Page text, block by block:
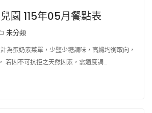
園 115年05月餐點表
未分類
為蛋奶素菜單，少鹽少糖調味，高纖均衡取向，
若因不可抗拒之天然因素，需適度調…